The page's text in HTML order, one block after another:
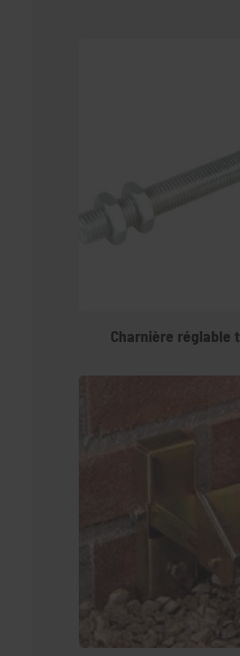
Charnière réglable